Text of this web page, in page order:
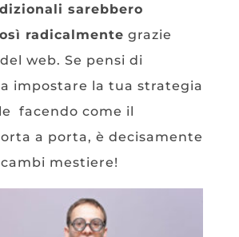
sarebbero
radicalmente grazie
web. Se pensi di
impostare la tua strategia
facendo come il
a porta, è decisamente
mestiere!